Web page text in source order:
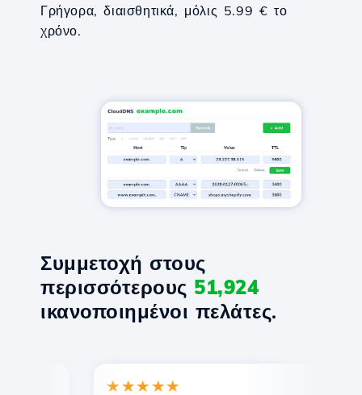
Γρήγορα, διαισθητικά, μόλις 5.99 € το
χρόνο.
Συμμετοχή στους
περισσότερους 51,924
ικανοποιημένοι πελάτες.
★★★★★